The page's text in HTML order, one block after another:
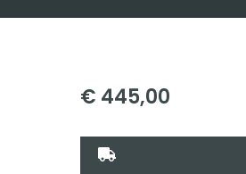
€ 445,00